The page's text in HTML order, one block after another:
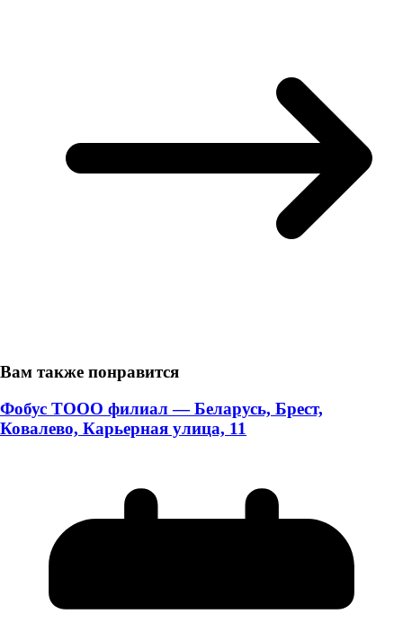
Вам также понравится
Фобус ТООО филиал — Беларусь, Брест,
Ковалево, Карьерная улица, 11